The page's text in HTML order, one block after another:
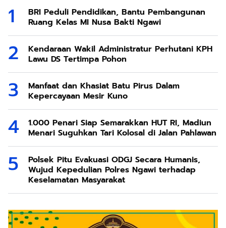
BRI Peduli Pendidikan, Bantu Pembangunan
Ruang Kelas MI Nusa Bakti Ngawi
Kendaraan Wakil Administratur Perhutani KPH
Lawu DS Tertimpa Pohon
Manfaat dan Khasiat Batu Pirus Dalam
Kepercayaan Mesir Kuno
1.000 Penari Siap Semarakkan HUT RI, Madiun
Menari Suguhkan Tari Kolosal di Jalan Pahlawan
Polsek Pitu Evakuasi ODGJ Secara Humanis,
Wujud Kepedulian Polres Ngawi terhadap
Keselamatan Masyarakat